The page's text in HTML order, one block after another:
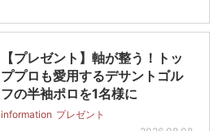
【プレゼント】軸が整う！トッ
ププロも愛用するデサントゴル
フの半袖ポロを1名様に
information プレゼント